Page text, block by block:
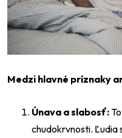
Medzi hlavné príznaky
Únava a slabosť:
chudokrvnosti. Ľudia